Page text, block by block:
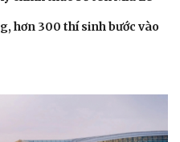
hơn 300 thí sinh bước vào